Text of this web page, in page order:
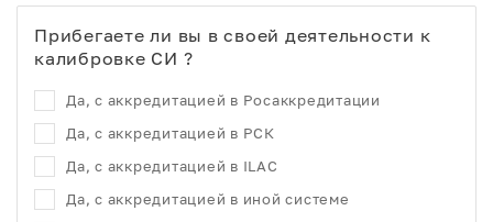
Прибегаете ли вы в своей деятельности к
калибровке СИ ?
Да, с аккредитацией в Росаккредитации
Да, с аккредитацией в РСК
Да, с аккредитацией в ILAC
Да, с аккредитацией в иной системе